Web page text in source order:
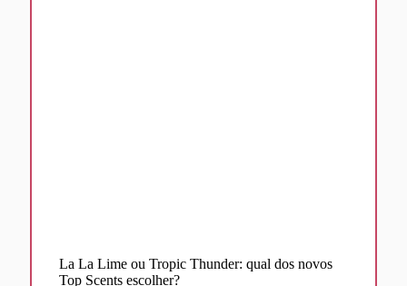
La La Lime ou Tropic Thunder: qual dos novos
Top Scents escolher?